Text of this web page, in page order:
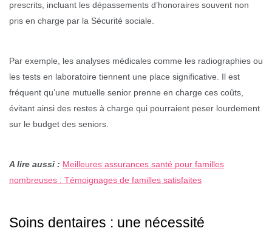
prescrits, incluant les dépassements d’honoraires souvent non
pris en charge par la Sécurité sociale.
Par exemple, les analyses médicales comme les radiographies ou
les tests en laboratoire tiennent une place significative. Il est
fréquent qu’une mutuelle senior prenne en charge ces coûts,
évitant ainsi des restes à charge qui pourraient peser lourdement
sur le budget des seniors.
A lire aussi : Meilleures assurances santé pour familles
nombreuses : Témoignages de familles satisfaites
Soins dentaires : une nécessité